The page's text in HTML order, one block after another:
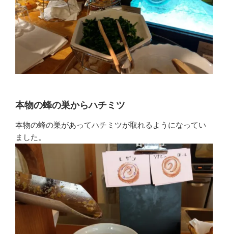
本物の蜂の巣からハチミツ
本物の蜂の巣があってハチミツが取れるようになってい
ました。